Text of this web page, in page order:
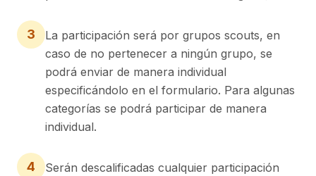
3
La participación será por grupos scouts, en
caso de no pertenecer a ningún grupo, se
podrá enviar de manera individual
especificándolo en el formulario. Para algunas
categorías se podrá participar de manera
individual.
4
Serán descalificadas cualquier participación